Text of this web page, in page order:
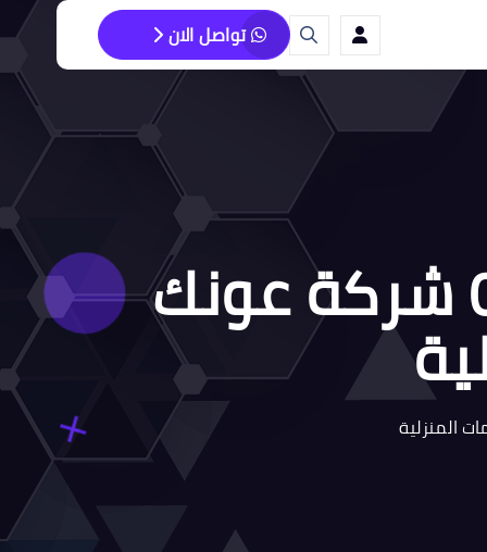
تواصل الان
شركة تنظيف بجدة 0549044060 شركة عونك